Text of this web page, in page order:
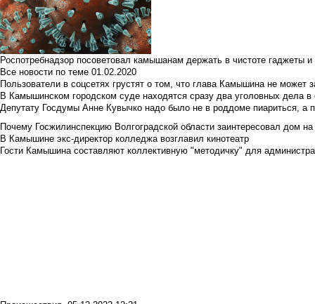
Роспотребнадзор посоветовал камышанам держать в чистоте гаджеты
Все новости по теме 01.02.2020
Пользователи в соцсетях грустят о том, что глава Камышина не может
В Камышинском городском суде находятся сразу два уголовных дела
Депутату Госдумы Анне Кувычко надо было не в роддоме пиариться, а
Почему Госжилинспекцию Волгоградской области заинтересовал дом
В Камышине экс-директор колледжа возглавил кинотеатр
Гости Камышина составляют коллективную "методичку" для